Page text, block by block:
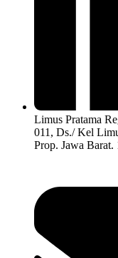
Limus Pratama
011, Ds./ Kel
Prop. Jawa Barat.